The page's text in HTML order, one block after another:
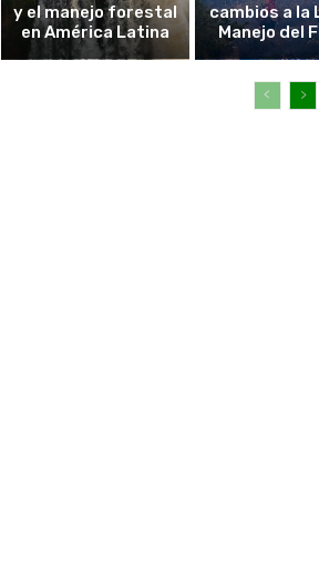
y el manejo forestal
en América Latina
cambios a la
Manejo del